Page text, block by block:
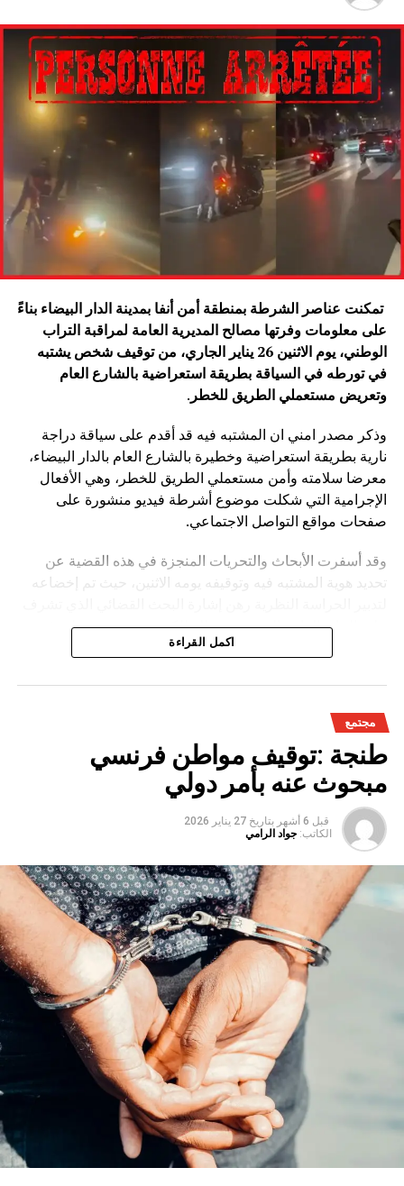
تمكنت عناصر الشرطة بمنطقة أمن أنفا بمدينة الدار البيضاء بناءً
على معلومات وفرتها مصالح المديرية العامة لمراقبة التراب
الوطني، يوم الاثنين 26 يناير الجاري، من توقيف شخص يشتبه
في تورطه في السياقة بطريقة استعراضية بالشارع العام
وتعريض مستعملي الطريق للخطر .
وذكر مصدر امني ان المشتبه فيه قد أقدم على سياقة دراجة
نارية بطريقة استعراضية وخطيرة بالشارع العام بالدار البيضاء،
معرضا سلامته وأمن مستعملي الطريق للخطر، وهي الأفعال
الإجرامية التي شكلت موضوع أشرطة فيديو منشورة على
صفحات مواقع التواصل الاجتماعي.
وقد أسفرت الأبحاث والتحريات المنجزة في هذه القضية عن
تحديد هوية المشتبه فيه وتوقيفه يومه الاثنين، حيث تم إخضاعه
عليه النيابة العامة المختصة، وذلك للكشف عن جميع ظروف
وملابسات وخلفيات هذه القضية، وكذا تحديد كافة
اكمل القراءة
مجتمع
طنجة :توقيف مواطن فرنسي
مبحوث عنه بأمر دولي
قبل 6 أشهر بتاريخ 27 يناير 2026
الكاتب: جواد الرامي